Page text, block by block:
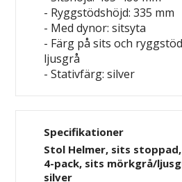
- Ryggstödshöjd: 335 mm
- Med dynor: sitsyta
- Färg på sits och
ljusgrå
- Stativfärg: silver
Specifikationer
Stol Helmer, sits
4-pack, sits mörkgrå/
silver